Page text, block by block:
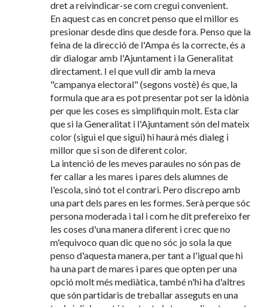
dret a reivindicar-se com cregui convenient.
En aquest cas en concret penso que el millor es
presionar desde dins que desde fora. Penso que la
feina de la direcció de l'Ampa és la correcte, és a
dir dialogar amb l'Ajuntament i la Generalitat
directament. I el que vull dir amb la meva
"campanya electoral" (segons vostè) és que, la
formula que ara es pot presentar pot ser la idònia
per que les coses es simplifiquin molt. Esta clar
que si la Generalitat i l'Ajuntament són del mateix
color (sigui el que sigui) hi haurà més dialeg i
millor que si son de diferent color.
La intenció de les meves paraules no són pas de
fer callar a les mares i pares dels alumnes de
l'escola, sinó tot el contrari. Pero discrepo amb
una part dels pares en les formes. Serà perque sóc
persona moderada i tal i com he dit prefereixo fer
les coses d'una manera diferent i crec que no
m'equivoco quan dic que no sóc jo sola la que
penso d'aquesta manera, per tant a l'igual que hi
ha una part de mares i pares que opten per una
opció molt més mediàtica, també n'hi ha d'altres
que són partidaris de treballar asseguts en una